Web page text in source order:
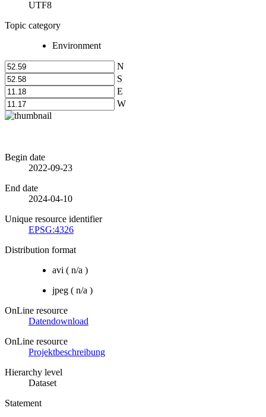
UTF8
Topic category
Environment
N
S
E
W
Begin date
2022-09-23
End date
2024-04-10
Unique resource identifier
EPSG:4326
Distribution format
avi ( n/a )
jpeg ( n/a )
OnLine resource
Datendownload
OnLine resource
Projektbeschreibung
Hierarchy level
Dataset
Statement